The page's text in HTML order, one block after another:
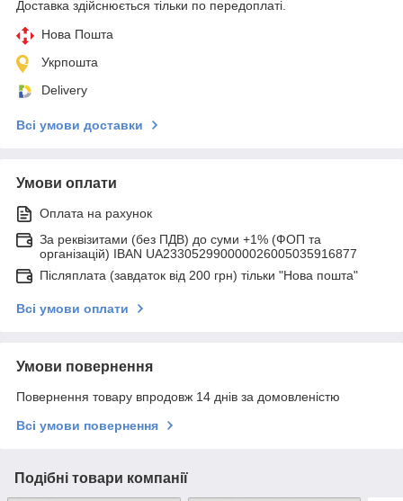
Доставка здійснюється тільки по передоплаті.
Нова Пошта
Укрпошта
Delivery
Всі умови доставки
Умови оплати
Оплата на рахунок
За реквізитами (без ПДВ) до суми +1% (ФОП та
організацій) IBAN UA233052990000026005035916877
Післяплата (завдаток від 200 грн) тільки "Нова пошта"
Всі умови оплати
Умови повернення
Повернення товару впродовж 14 днів за домовленістю
Всі умови повернення
Подібні товари компанії